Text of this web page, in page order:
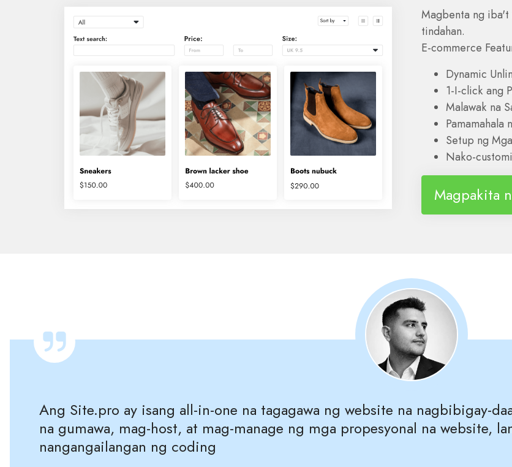
Magbenta ng
tindahan.
E-commerce
Dynamic
1-I-click ang
Malawak na
Pamamahala
Setup ng
Nako-
Magpakita
Ang Site.pro ay isang all‑in‑one na tagagawa ng website na
na gumawa, mag‑host, at mag‑manage ng mga propesyonal na
nangangailangan ng coding